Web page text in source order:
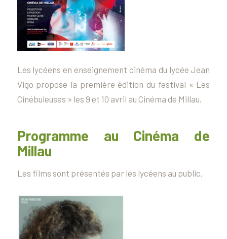
Les lycéens en enseignement cinéma du lycée Jean
Vigo propose la première édition du festival « Les
Cinébuleuses » les 9 et 10 avril au Cinéma de Millau.
Programme au Cinéma de
Millau
Les films sont présentés par les lycéens au public.